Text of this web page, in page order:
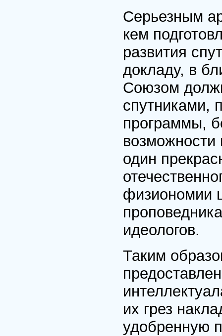
Серьезным
кем
развития
докладу, в
Союзом
спутниками,
программы,
один
физиономии
идеологов.
Таким
их грез
удобренную